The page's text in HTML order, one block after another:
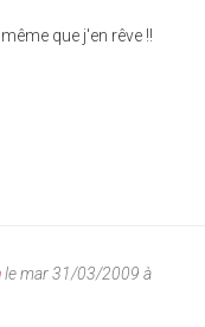
que j'en rêve !!
le mar 31/03/2009 à